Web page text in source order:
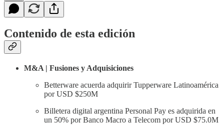
Contenido de esta edición
M&A | Fusiones y Adquisiciones
Betterware acuerda adquirir Tupperware Latinoamérica
por USD $250M
Billetera digital argentina Personal Pay es adquirida en
un 50% por Banco Macro a Telecom por USD $75.0M